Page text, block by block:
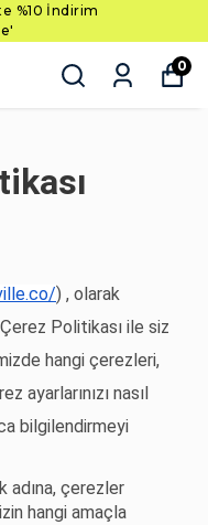
%10 İndirim
0
) , olarak
Politikası ile siz
hangi çerezleri,
ayarlarınızı nasıl
bilgilendirmeyi
adına, çerezler
hangi amaçla